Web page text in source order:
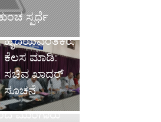
ಸ್ಪರ್ಧೆ
ಬುದ್ದಿವಂತಿಕೆಯ
ಜತೆಗೆ
ಹೃದಯವಂತಿಕೆಯಿಂದ
ಕೆಲಸ ಮಾಡಿ:
ಸಚಿವ ಖಾದರ್
ಸೂಚನೆ
ಮಳೆಯ
ಮುಂಗಾರು